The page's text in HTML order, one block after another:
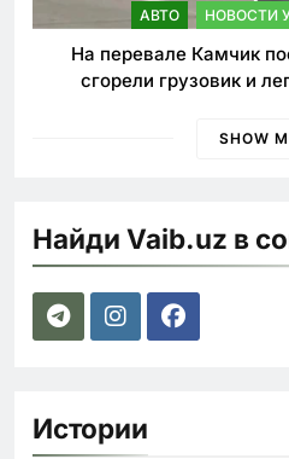
АВТО НОВОСТИ
На перевале Камчик
сгорели грузовик и
SHOW
Найди Vaib.uz в
Истории